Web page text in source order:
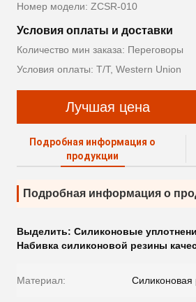
Номер модели: ZCSR-010
Условия оплаты и доставки
Количество мин заказа: Переговоры
Условия оплаты: T/T, Western Union
Лучшая цена
Подробная информация о
продукции
Подробная информация о
Выделить: Силиконовые
Набивка силиконовой резины
Материал: Силиконовая